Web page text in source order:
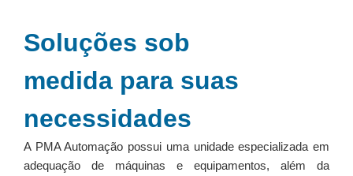
Soluções sob
medida para suas
necessidades
A PMA Automação possui uma unidade especializada em
adequação de máquinas e equipamentos, além da